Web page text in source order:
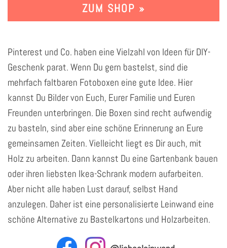
ZUM SHOP »
Pinterest und Co. haben eine Vielzahl von Ideen für DIY-
Geschenk parat. Wenn Du gern bastelst, sind die
mehrfach faltbaren Fotoboxen eine gute Idee. Hier
kannst Du Bilder von Euch, Eurer Familie und Euren
Freunden unterbringen. Die Boxen sind recht aufwendig
zu basteln, sind aber eine schöne Erinnerung an Eure
gemeinsamen Zeiten. Vielleicht liegt es Dir auch, mit
Holz zu arbeiten. Dann kannst Du eine Gartenbank bauen
oder ihren liebsten Ikea-Schrank modern aufarbeiten.
Aber nicht alle haben Lust darauf, selbst Hand
anzulegen. Daher ist eine personalisierte Leinwand eine
schöne Alternative zu Bastelkartons und Holzarbeiten.